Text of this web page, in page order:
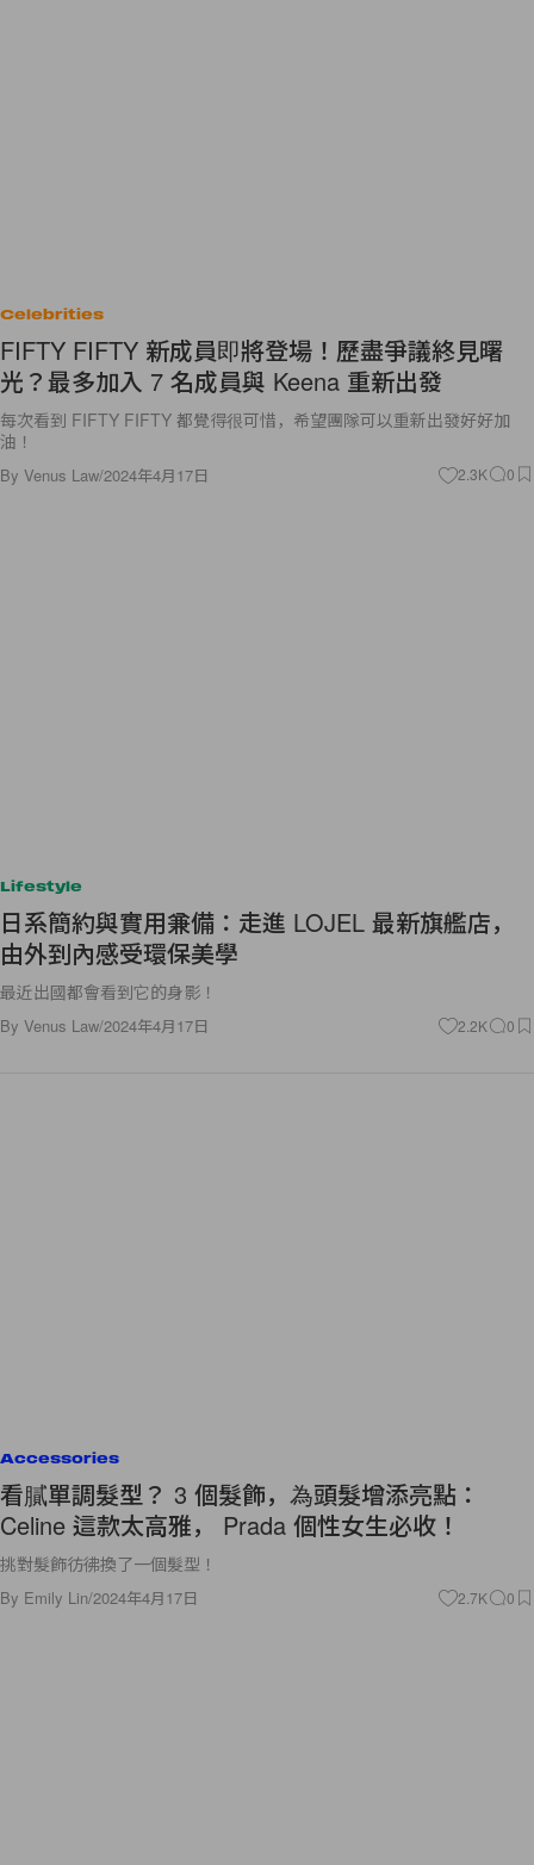
Celebrities
FIFTY FIFTY 新成員即將登場！歷盡爭議終見曙
光？最多加入 7 名成員與 Keena 重新出發
每次看到 FIFTY FIFTY 都覺得很可惜，希望團隊可以重新出發好好加
油！
By Venus Law/2024年4月17日 2.3K 0
Lifestyle
日系簡約與實用兼備：走進 LOJEL 最新旗艦店，
由外到內感受環保美學
最近出國都會看到它的身影！
By Venus Law/2024年4月17日 2.2K 0
Accessories
看膩單調髮型？ 3 個髮飾，為頭髮增添亮點：
Celine 這款太高雅， Prada 個性女生必收！
挑對髮飾彷彿換了一個髮型！
By Emily Lin/2024年4月17日 2.7K 0